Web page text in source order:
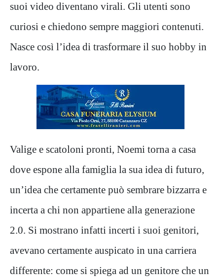
suoi video diventano virali. Gli utenti sono
curiosi e chiedono sempre maggiori contenuti.
Nasce così l’idea di trasformare il suo hobby in
lavoro.
Valige e scatoloni pronti, Noemi torna a casa
dove espone alla famiglia la sua idea di futuro,
un’idea che certamente può sembrare bizzarra e
incerta a chi non appartiene alla generazione
2.0. Si mostrano infatti incerti i suoi genitori,
avevano certamente auspicato in una carriera
differente: come si spiega ad un genitore che un